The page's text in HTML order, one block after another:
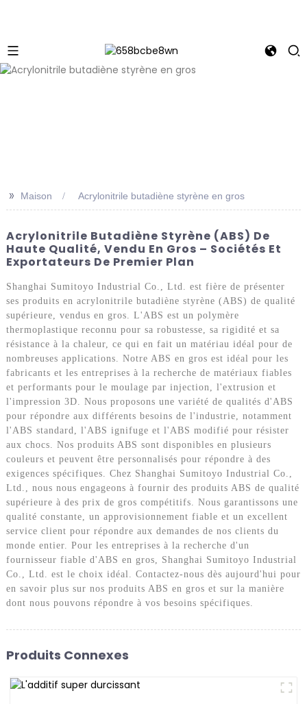
>> Maison Acrylonitrile butadiène styrène en gros
Acrylonitrile Butadiène Styrène (ABS) De
Haute Qualité, Vendu En Gros – Sociétés Et
Exportateurs De Premier Plan
Shanghai Sumitoyo Industrial Co., Ltd. est fière de présenter
ses produits en acrylonitrile butadiène styrène (ABS) de qualité
supérieure, vendus en gros. L'ABS est un polymère
thermoplastique reconnu pour sa robustesse, sa rigidité et sa
résistance à la chaleur, ce qui en fait un matériau idéal pour de
nombreuses applications. Notre ABS en gros est idéal pour les
fabricants et les entreprises à la recherche de matériaux fiables
et performants pour le moulage par injection, l'extrusion et
l'impression 3D. Nous proposons une variété de qualités d'ABS
pour répondre aux différents besoins de l'industrie, notamment
l'ABS standard, l'ABS ignifuge et l'ABS modifié pour résister
aux chocs. Nos produits ABS sont disponibles en plusieurs
couleurs et peuvent être personnalisés pour répondre à des
exigences spécifiques. Chez Shanghai Sumitoyo Industrial Co.,
Ltd., nous nous engageons à fournir des produits ABS de qualité
supérieure à des prix de gros compétitifs. Nous garantissons une
qualité constante, un approvisionnement fiable et un excellent
service client pour répondre aux demandes de nos clients du
monde entier. Pour les entreprises à la recherche d'un
fournisseur fiable d'ABS en gros, Shanghai Sumitoyo Industrial
Co., Ltd. est le choix idéal. Contactez-nous dès aujourd'hui pour
en savoir plus sur nos produits ABS en gros et sur la manière
dont nous pouvons répondre à vos besoins spécifiques.
Produits Connexes